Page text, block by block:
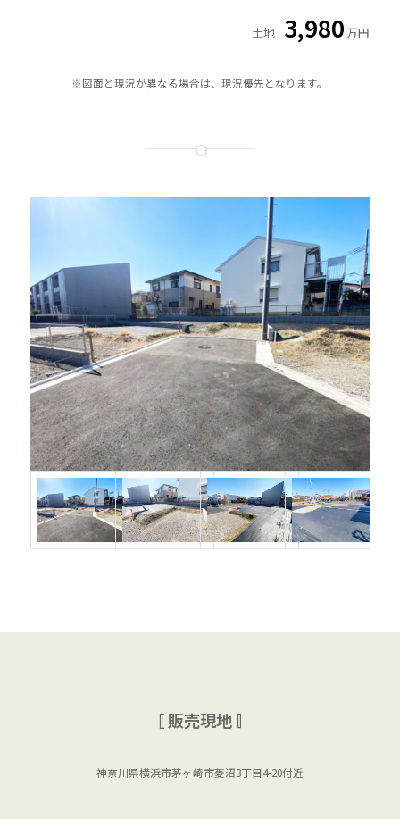
土地 3,980万円
※図面と現況が異なる場合は、現況優先となります。
〚 販売現地 〛
神奈川県横浜市茅ヶ崎市菱沼3丁目4-20付近